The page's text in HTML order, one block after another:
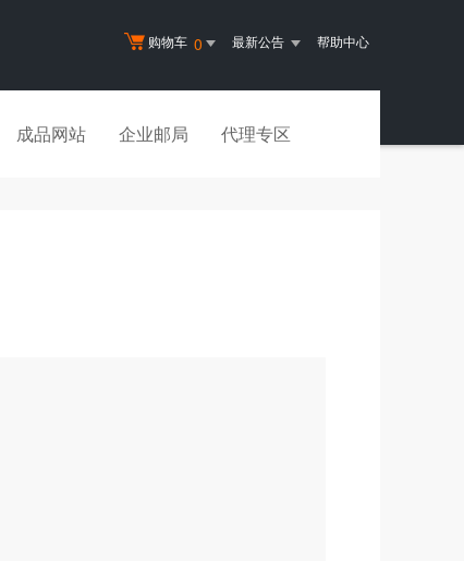
购物车 0 最新公告 帮助中心
成品网站 企业邮局 代理专区